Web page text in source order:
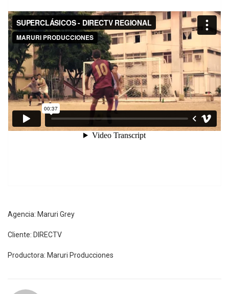
Agencia: Maruri Grey
Cliente: DIRECTV
Productora: Maruri Producciones